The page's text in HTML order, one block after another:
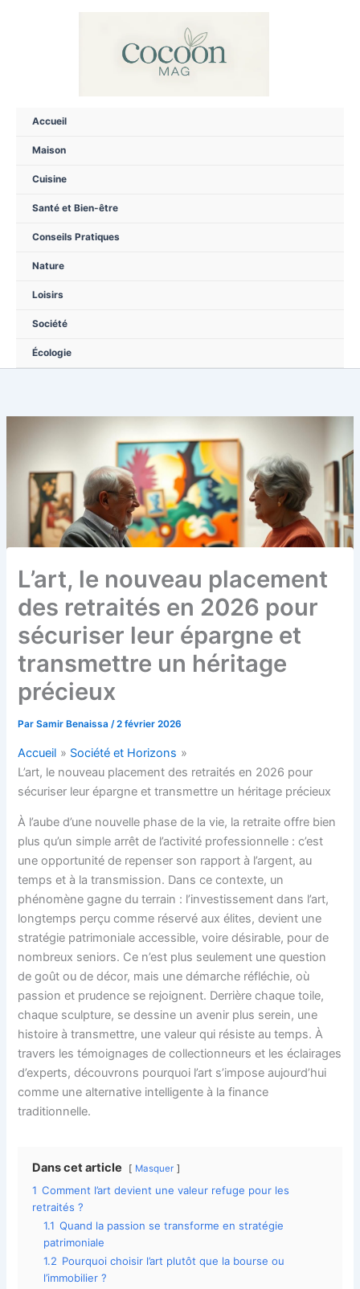
Accueil
Maison
Cuisine
Santé et Bien-être
Conseils Pratiques
Nature
Loisirs
Société
Écologie
L’art, le nouveau placement
des retraités en 2026 pour
sécuriser leur épargne et
transmettre un héritage
précieux
ParSamir Benaissa /2 février 2026
Accueil
Société et Horizons
L’art, le nouveau placement des retraités en 2026 pour
sécuriser leur épargne et transmettre un héritage précieux
À l’aube d’une nouvelle phase de la vie, la retraite offre bien
plus qu’un simple arrêt de l’activité professionnelle : c’est
une opportunité de repenser son rapport à l’argent, au
temps et à la transmission. Dans ce contexte, un
phénomène gagne du terrain : l’investissement dans l’art,
longtemps perçu comme réservé aux élites, devient une
stratégie patrimoniale accessible, voire désirable, pour de
nombreux seniors. Ce n’est plus seulement une question
de goût ou de décor, mais une démarche réfléchie, où
passion et prudence se rejoignent. Derrière chaque toile,
chaque sculpture, se dessine un avenir plus serein, une
histoire à transmettre, une valeur qui résiste au temps. À
travers les témoignages de collectionneurs et les éclairages
d’experts, découvrons pourquoi l’art s’impose aujourd’hui
comme une alternative intelligente à la finance
traditionnelle.
Dans cet article Masquer
1 Comment l’art devient une valeur refuge pour les
retraités ?
1.1 Quand la passion se transforme en stratégie
patrimoniale
1.2 Pourquoi choisir l’art plutôt que la bourse ou
l’immobilier ?